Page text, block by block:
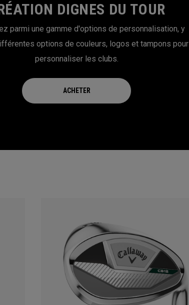
DIGNES DU TOUR
parmi une gamme d'options de personnalisation, y
options de couleurs, logos et tampons pour
personnaliser les clubs.
ACHETER